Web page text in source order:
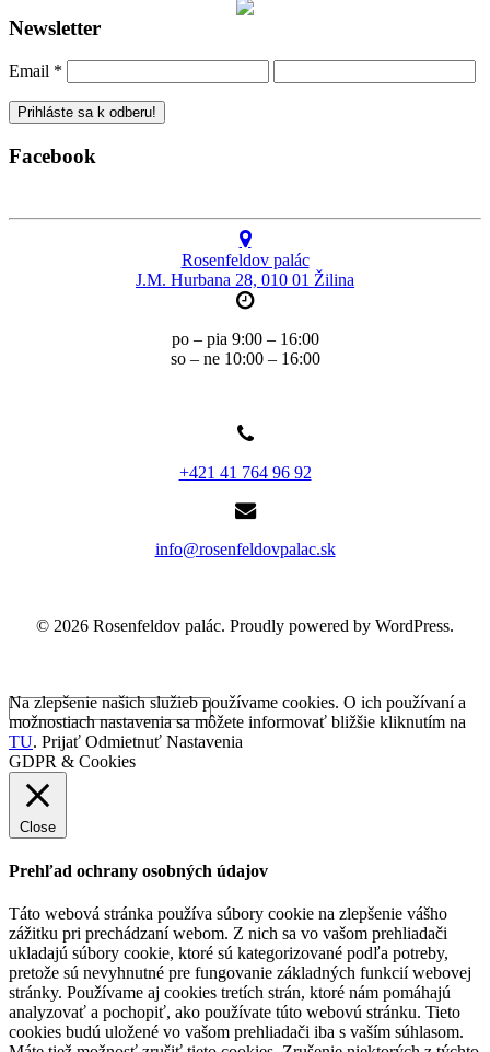
Newsletter
Email *
Facebook
Rosenfeldov palác
J.M. Hurbana 28, 010 01 Žilina
po – pia 9:00 – 16:00
so – ne 10:00 – 16:00
+421 41 764 96 92
info@rosenfeldovpalac.sk
© 2026 Rosenfeldov palác. Proudly powered by WordPress.
Na zlepšenie našich služieb používame cookies. O ich používaní a
možnostiach nastavenia sa môžete informovať bližšie kliknutím na
TU. Prijať Odmietnuť Nastavenia
GDPR & Cookies
Close
Prehľad ochrany osobných údajov
Táto webová stránka používa súbory cookie na zlepšenie vášho
zážitku pri prechádzaní webom. Z nich sa vo vašom prehliadači
ukladajú súbory cookie, ktoré sú kategorizované podľa potreby,
pretože sú nevyhnutné pre fungovanie základných funkcií webovej
stránky. Používame aj cookies tretích strán, ktoré nám pomáhajú
analyzovať a pochopiť, ako používate túto webovú stránku. Tieto
cookies budú uložené vo vašom prehliadači iba s vaším súhlasom.